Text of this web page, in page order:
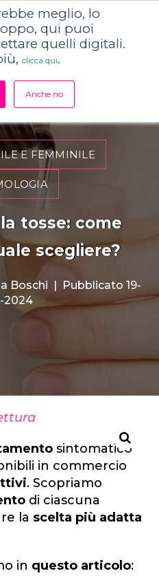
meglio, lo
qui puoi
quelli digitali.
clicca qui.
Anche no
E FEMMINILE
tosse: come
scegliere?
Boschi | Pubblicato 19-
2024
sintomatico
in commercio
. Scopriamo
di ciascuna
la scelta più adatta
in questo articolo: